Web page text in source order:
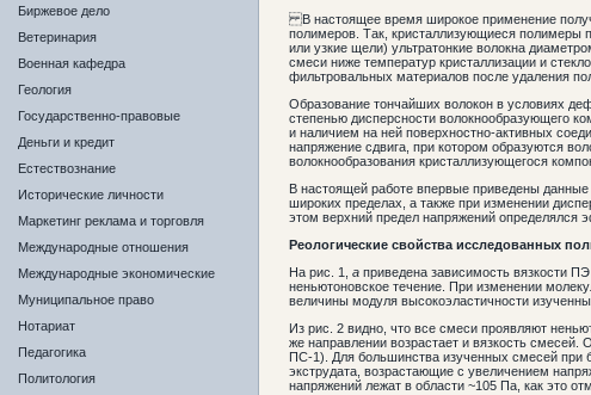
Биржевое дело
Ветеринария
Военная кафедра
Геология
Государственно-правовые
Деньги и кредит
Естествознание
Исторические личности
Маркетинг реклама и торговля
Международные отношения
Международные экономические
Муниципальное право
Нотариат
Педагогика
Политология
В настоящее время широкое применение
полимеров. Так, кристаллизующиеся полимеры
или узкие щели) ультратонкие волокна
смеси ниже температур кристаллизации и
фильтровальных материалов после удаления
Образование тончайших волокон в условиях
степенью дисперсности волокнообразующего
и наличием на ней поверхностно-активных
напряжение сдвига, при котором образуются
волокнообразования кристаллизующегося
В настоящей работе впервые приведены
широких пределах, а также при изменении
этом верхний предел напряжений определялся
Реологические свойства исследованных
На рис. 1, а приведена зависимость вязкости
неньютоновское течение. При изменении
величины модуля высокоэластичности
Из рис. 2 видно, что все смеси проявляют
же направлении возрастает и вязкость
ПС-1). Для большинства изученных смесей при
экструдата, возрастающие с увеличением
напряжений лежат в области ~105 Па, как это